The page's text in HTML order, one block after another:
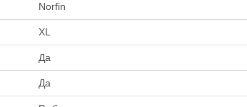
Norfin
XL
Да
Да